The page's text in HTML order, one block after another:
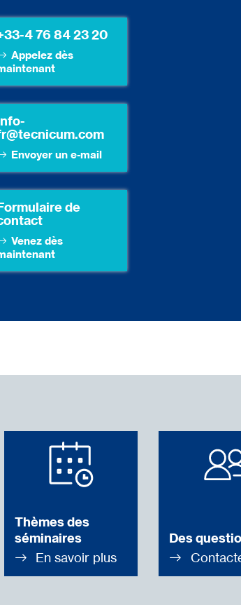
4 76 84 23 20
Appelez dès
Envoyer un e-mail
de
Venez dès
Thèmes des
séminaires
En savoir plus
Des